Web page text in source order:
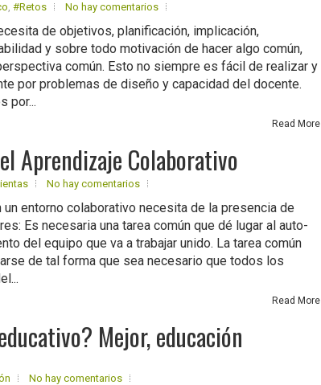
, #Retos No hay comentarios
de objetivos, planificación, implicación,
y sobre todo motivación de hacer algo común,
común. Esto no siempre es fácil de realizar y
por problemas de diseño y capacidad del docente.
por...
Read More
Aprendizaje Colaborativo
No hay comentarios
un entorno colaborativo necesita de la presencia de
Es necesaria una tarea común que dé lugar al auto-
del equipo que va a trabajar unido. La tarea común
de tal forma que sea necesario que todos los
Read More
Mejor, educación
No hay comentarios